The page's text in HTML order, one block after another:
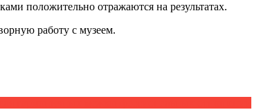
положительно отражаются на результатах.
работу с музеем.